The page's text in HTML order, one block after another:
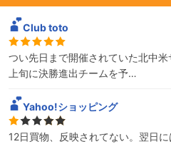
Club toto
つい先日まで開催されていた北中
上旬に決勝進出チームを予…
Yahoo!ショッピング
12日買物、反映されてない。翌日